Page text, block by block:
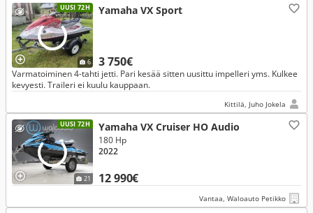
UUSI 72H
6
Yamaha VX Sport
3 750€
Varmatoiminen 4-tahti jetti. Pari kesää sitten uusittu impelleri yms. Kulkee
kevyesti. Traileri ei kuulu kauppaan.
Kittilä, Juho Jokela
UUSI 72H
21
Yamaha VX Cruiser HO Audio
12 990€
180 Hp
2022
Vantaa, Waloauto Petikko